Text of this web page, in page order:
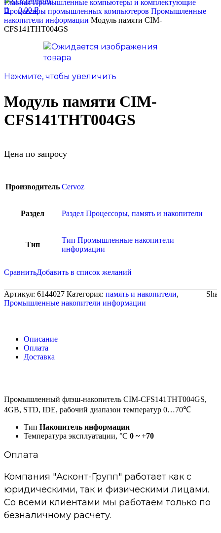
0,00₽
ГлавнаяПромышленные компьютеры и комплектующие
Процессоры промышленных компьютеров Промышленные
накопители информации Модуль памяти CIM-
CFS141THT004GS
Нажмите, чтобы увеличить
Модуль памяти CIM-
CFS141THT004GS
Цена по запросу
Производитель Cervoz
Раздел Раздел Процессоры, память и накопители
Тип
Тип Промышленные накопители
информации
СравнитьДобавить в список желаний
Артикул: 6144027 Категория: память и накопители,
Промышленные накопители информации
Описание
Оплата
Доставка
Промышленный флэш-накопитель CIM-CFS141THT004GS,
4GB, STD, IDE, рабочий диапазон температур 0…70℃
Тип Накопитель информации
Температура эксплуатации, °C 0 ~ +70
Оплата
Компания "Асконт-Групп" работает как с
юридическими, так и физическими лицами.
Со всеми клиентами мы работаем только по
безналичному расчету.